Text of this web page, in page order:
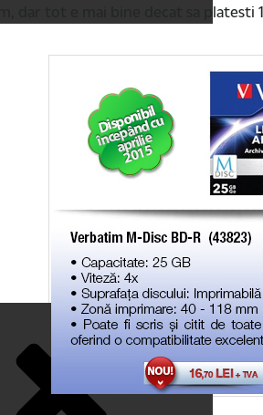
dar tot e mai bine decat sa platesti